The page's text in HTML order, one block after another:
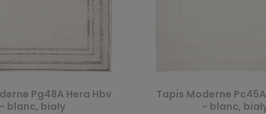
Pg48A Hera Hbv
- blanc, biały
Tapis Moderne
- blanc,